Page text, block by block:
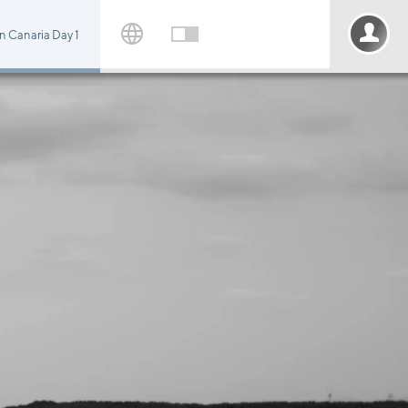
Canaria Day 1